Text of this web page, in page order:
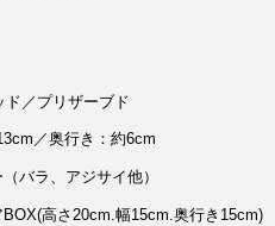
／プリザーブド
／奥行き：約6cm
バラ、アジサイ他）
高さ20cm.幅15cm.奥行き15cm)